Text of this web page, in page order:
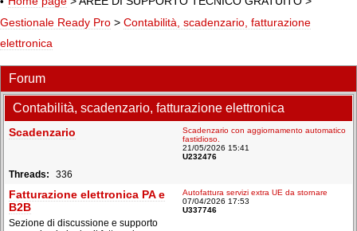
Gestionale Ready Pro > Contabilità, scadenzario, fatturazione
elettronica
Forum
Contabilità, scadenzario, fatturazione elettronica
Scadenzario
336
Scadenzario con aggiornamento automatico
fastidioso.
21/05/2026 15:41
U232476
Fatturazione elettronica PA e
B2B
Sezione di discussione e supporto
Autofattura servizi extra UE da stornare
07/04/2026 17:53
U337746